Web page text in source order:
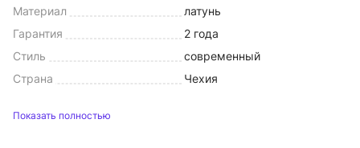
Материал
латунь
Гарантия
2 года
Стиль
современный
Страна
Чехия
Показать полностью